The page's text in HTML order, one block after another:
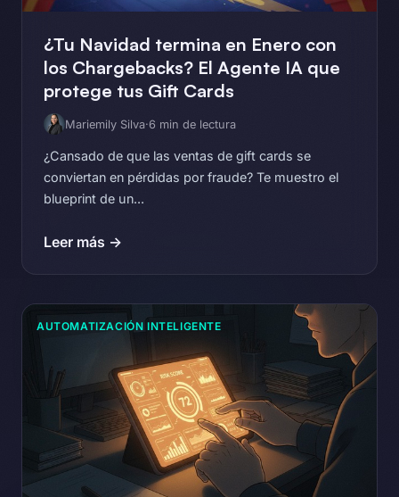
¿Tu Navidad termina en Enero con
los Chargebacks? El Agente IA que
protege tus Gift Cards
Mariemily Silva·6 min de lectura
¿Cansado de que las ventas de gift cards se
conviertan en pérdidas por fraude? Te muestro el
blueprint de un...
Leer más →
AUTOMATIZACIÓN INTELIGENTE